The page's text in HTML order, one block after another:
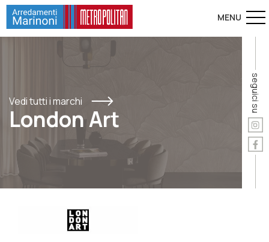
Vedi tutti i marchi
London Art
seguici su